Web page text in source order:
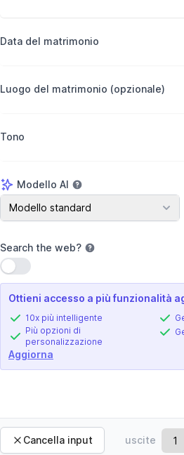
Data del matrimonio
Luogo del matrimonio (opzionale)
Tono
Modello AI
Modello AI
Modello standard
Search the web?
Usa impostazione
Ottieni accesso a più funzionalità
10x più intelligente
Più opzioni di
personalizzazione
Aggiorna
Cancella input uscite